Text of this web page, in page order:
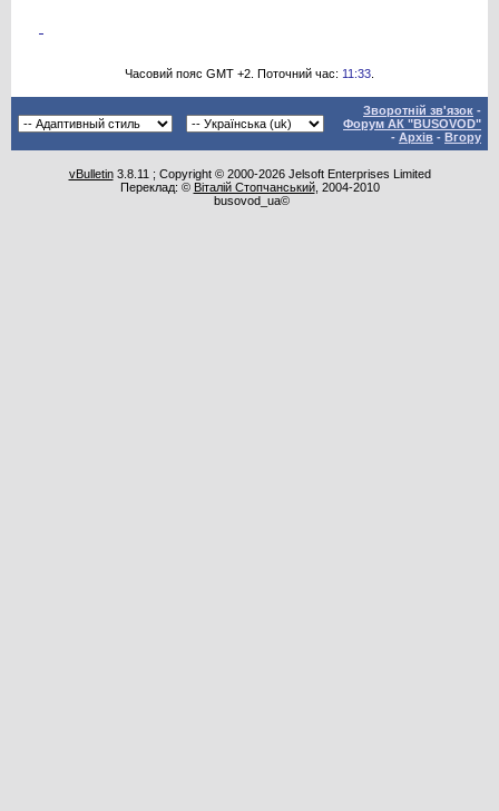
Часовий пояс GMT +2. Поточний час: 11:33
Зворотній зв'язок -
Форум АК "BUSOVOD"
- Архів - Вгору
vBulletin3.8.11 ; Copyright © 2000-2026 Jelsoft Enterprises Limited
Переклад: © Віталій Стопчанський, 2004-2010
busovod_ua©